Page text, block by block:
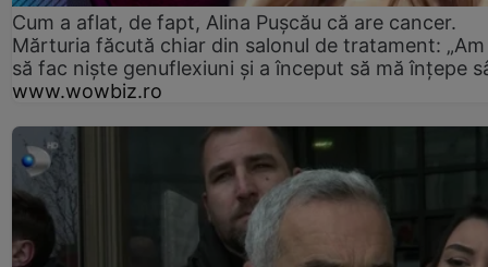
Cum a aflat, de fapt, Alina Pușcău că are cancer.
Mărturia făcută chiar din salonul de tratament:
să fac niște genuflexiuni și a început să mă înțepe
www.wowbiz.ro